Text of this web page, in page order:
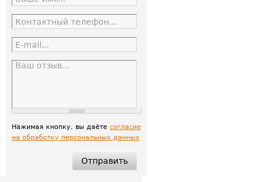
Нажимая кнопку, вы даёте согласие
на обработку персональных данных